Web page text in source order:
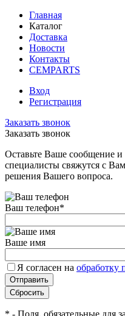
Главная
Каталог
Доставка
Новости
Контакты
CEMPARTS
Вход
Регистрация
Заказать звонок
Заказать звонок
Оставьте Ваше сообщение
специалисты свяжутся с
решения Вашего вопроса.
Ваш телефон*
Ваше имя
Я согласен на обработку
* - Поля, обязательные для